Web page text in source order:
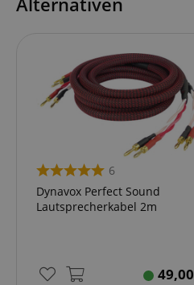
6
Dynavox Perfect Sound
Lautsprecherkabel 2m
49,00